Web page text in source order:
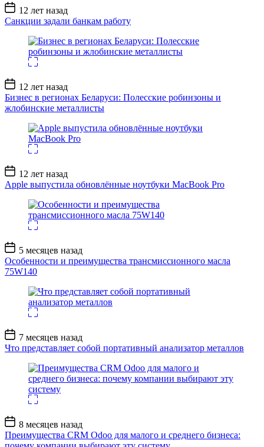
Дата
записи
12 лет назад
Санкции задали банкам работу
Дата
записи
12 лет назад
Бизнес в регионах Беларуси: Полесские робинзоны и
жлобинские металлисты
Дата
записи
12 лет назад
Apple выпустила обновлённые ноутбуки MacBook Pro
Дата
записи
5 месяцев назад
Особенности и преимущества трансмиссионного масла
75W140
Дата
записи
7 месяцев назад
Что представляет собой портативный анализатор металлов
Дата
записи
8 месяцев назад
Преимущества CRM Odoo для малого и среднего бизнеса: